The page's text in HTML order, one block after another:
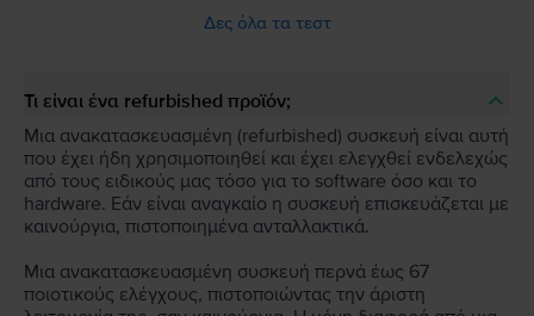
Δες όλα τα τεστ
Τι είναι ένα refurbished προϊόν;
Μια ανακατασκευασμένη (refurbished) συσκευή είναι αυτή
που έχει ήδη χρησιμοποιηθεί και έχει ελεγχθεί ενδελεχώς
από τους ειδικούς μας τόσο για το software όσο και το
hardware. Εάν είναι αναγκαίο η συσκευή επισκευάζεται με
καινούργια, πιστοποιημένα ανταλλακτικά.
Μια ανακατασκευασμένη συσκευή περνά έως 67
ποιοτικούς ελέγχους, πιστοποιώντας την άριστη